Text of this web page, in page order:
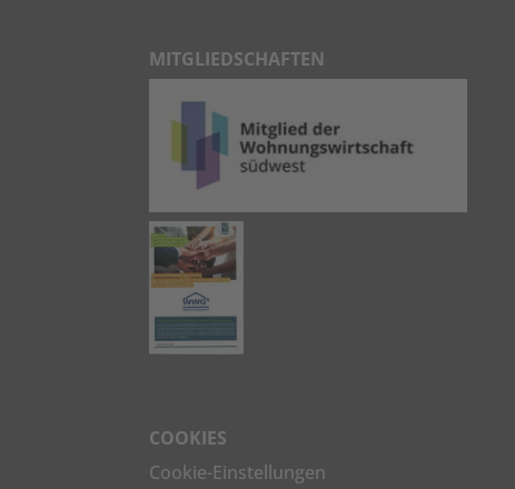
MITGLIEDSCHAFTEN
COOKIES
Cookie-Einstellungen